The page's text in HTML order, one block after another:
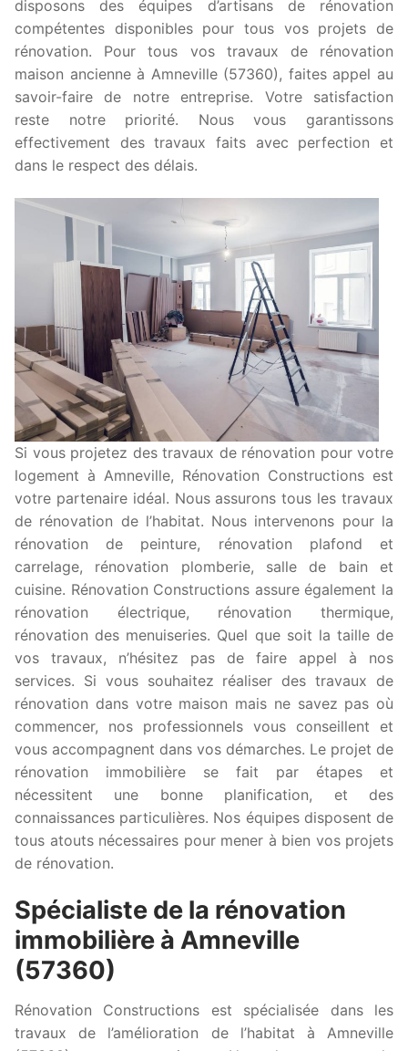
disposons des équipes d’artisans de rénovation
compétentes disponibles pour tous vos projets de
rénovation. Pour tous vos travaux de rénovation
maison ancienne à Amneville (57360), faites appel au
savoir-faire de notre entreprise. Votre satisfaction
reste notre priorité. Nous vous garantissons
effectivement des travaux faits avec perfection et
dans le respect des délais.
Si vous projetez des travaux de rénovation pour votre
logement à Amneville, Rénovation Constructions est
votre partenaire idéal. Nous assurons tous les travaux
de rénovation de l’habitat. Nous intervenons pour la
rénovation de peinture, rénovation plafond et
carrelage, rénovation plomberie, salle de bain et
cuisine. Rénovation Constructions assure également la
rénovation électrique, rénovation thermique,
rénovation des menuiseries. Quel que soit la taille de
vos travaux, n’hésitez pas de faire appel à nos
services. Si vous souhaitez réaliser des travaux de
rénovation dans votre maison mais ne savez pas où
commencer, nos professionnels vous conseillent et
vous accompagnent dans vos démarches. Le projet de
rénovation immobilière se fait par étapes et
nécessitent une bonne planification, et des
connaissances particulières. Nos équipes disposent de
tous atouts nécessaires pour mener à bien vos projets
de rénovation.
Spécialiste de la rénovation
immobilière à Amneville
(57360)
Rénovation Constructions est spécialisée dans les
travaux de l’amélioration de l’habitat à Amneville